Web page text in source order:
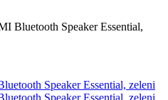
Bluetooth Speaker Essential,